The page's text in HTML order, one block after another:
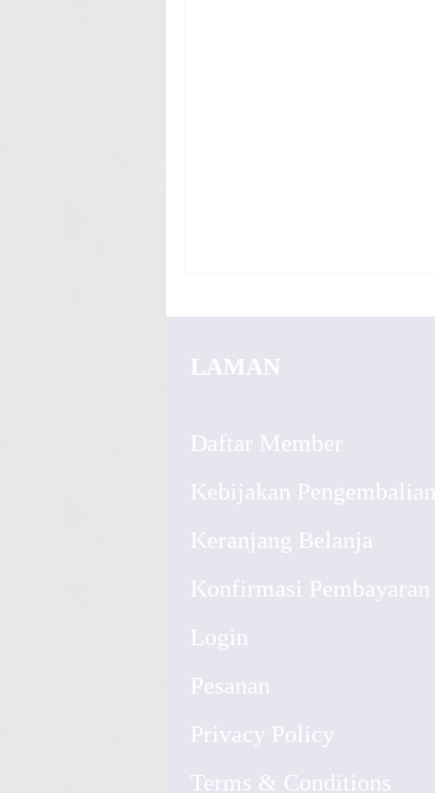
LAMAN
Daftar Member
Kebijakan Pengembalian
Keranjang Belanja
Konfirmasi Pembayaran
Login
Pesanan
Privacy Policy
Terms & Conditions